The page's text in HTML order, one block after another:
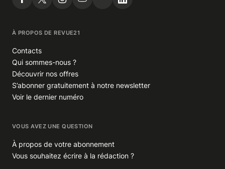
À PROPOS DE REVUE21
Contacts
Qui sommes-nous ?
Découvrir nos offres
S’abonner gratuitement à notre newsletter
Voir le dernier numéro
VOUS AVEZ UNE QUESTION
À propos de votre abonnement
Vous souhaitez écrire à la rédaction ?